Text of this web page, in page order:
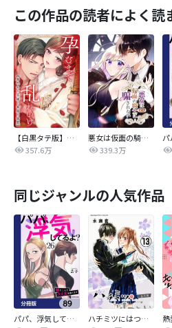
この作品の読者によく読
【白黒タテ版】孕むまで乱れいけ～身代わり花嫁と軍服の猛愛
357.6万
悪女は仮面の騎士に騙されない
339.3万
同じジャンルの人気作品
パパ、浮気してるよ？娘と二人でクズ夫を捨てます【分冊版】
ハチミツにはつこい